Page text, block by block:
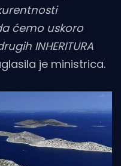
ćemo uskoro
INHERITURA
je ministrica.